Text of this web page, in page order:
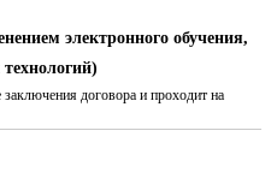
электронного обучения,
договора и проходит на